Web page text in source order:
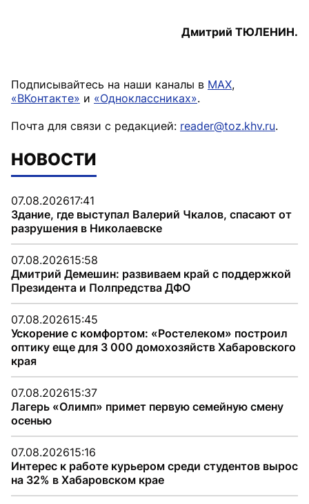
Дмитрий ТЮЛЕНИН.
Подписывайтесь на наши каналы в MAX,
«ВКонтакте» и «Одноклассниках».
Почта для связи с редакцией: reader@toz.khv.ru.
НОВОСТИ
07.08.202617:41
Здание, где выступал Валерий Чкалов, спасают от
разрушения в Николаевске
07.08.202615:58
Дмитрий Демешин: развиваем край с поддержкой
Президента и Полпредства ДФО
07.08.202615:45
Ускорение с комфортом: «Ростелеком» построил
оптику еще для 3 000 домохозяйств Хабаровского
края
07.08.202615:37
Лагерь «Олимп» примет первую семейную смену
осенью
07.08.202615:16
Интерес к работе курьером среди студентов вырос
на 32% в Хабаровском крае